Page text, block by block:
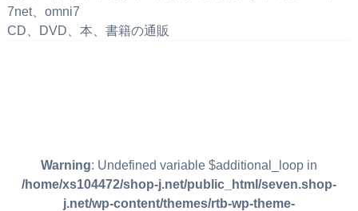
7net、omni7
CD、DVD、本、書籍の通販
Warning: Undefined variable $additional_loop in
/home/xs104472/shop-j.net/public_html/seven.shop-
j.net/wp-content/themes/rtb-wp-theme-